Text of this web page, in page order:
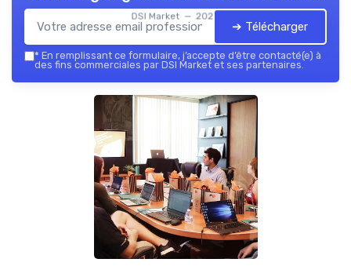
DSI Market — 2026
➔ Télécharger
* En remplissant ce formulaire, j’accepte d’être contacté(e) à
des fins commerciales par DSI Market et ses partenaires.